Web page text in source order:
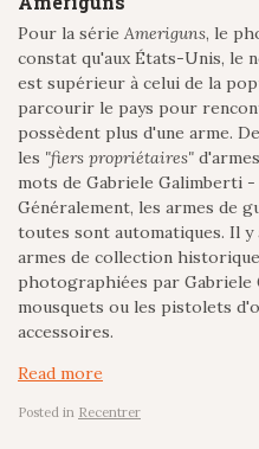
Pour la série Ameriguns, le
constat qu'aux États-Unis, le
est supérieur à celui de la
parcourir le pays pour
possèdent plus d'une arme.
les "fiers propriétaires"
mots de Gabriele Galimberti
Généralement, les armes de
toutes sont automatiques. Il y
armes de collection
photographiées par Gabriele
mousquets ou les pistolets
accessoires.
Read more
Posted in Recentrer